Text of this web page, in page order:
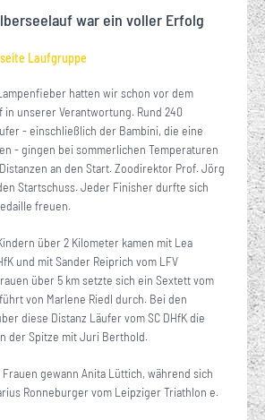
war ein voller Erfolg
Laufgruppe
hatten wir schon vor dem
unserer Verantwortung. Rund 240
- einschließlich der Bambini, die eine
- gingen bei sommerlichen Temperaturen
an den Start. Zoodirektor Prof. Jörg
Startschuss. Jeder Finisher durfte sich
freuen.
über 2 Kilometer kamen mit Lea
und mit Sander Reiprich vom LFV
über 5 km setzte sich ein Sextett vom
von Marlene Riedl durch. Bei den
diese Distanz Läufer vom SC DHfK die
der Spitze mit Juri Berthold.
gewann Anita Lüttich, während sich
Ronneburger vom Leipziger Triathlon e.